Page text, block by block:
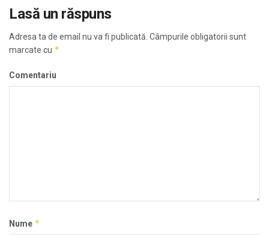
Lasă un răspuns
Adresa ta de email nu va fi publicată. Câmpurile obligatorii sunt
marcate cu *
Comentariu
Nume *